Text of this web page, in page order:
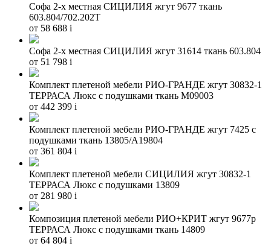
Софа 2-х местная СИЦИЛИЯ жгут 9677 ткань
603.804/702.202Т
от 58 688 i
Софа 2-х местная СИЦИЛИЯ жгут 31614 ткань 603.804
от 51 798 i
Комплект плетеной мебели РИО-ГРАНДЕ жгут 30832-1
ТЕРРАСА Люкс с подушками ткань М09003
от 442 399 i
Комплект плетеной мебели РИО-ГРАНДЕ жгут 7425 с
подушками ткань 13805/А19804
от 361 804 i
Комплект плетеной мебели СИЦИЛИЯ жгут 30832-1
ТЕРРАСА Люкс с подушками 13809
от 281 980 i
Композиция плетеной мебели РИО+КРИТ жгут 9677р
ТЕРРАСА Люкс с подушками ткань 14809
от 64 804 i